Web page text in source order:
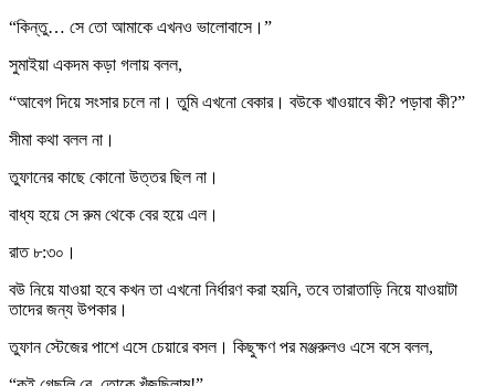
“কিন্তু… সে তো আমাকে এখনও ভালোবাসে।”
সুমাইয়া একদম কড়া গলায় বলল,
“আবেগ দিয়ে সংসার চলে না। তুমি এখনো বেকার। বউকে খাওয়াবে কী? পড়াবা কী?”
সীমা কথা বলল না।
তুফানের কাছে কোনো উত্তর ছিল না।
বাধ্য হয়ে সে রুম থেকে বের হয়ে এল।
রাত ৮:৩০।
বউ নিয়ে যাওয়া হবে কখন তা এখনো নির্ধারণ করা হয়নি, তবে তারাতাড়ি নিয়ে যাওয়াটা
তাদের জন্য উপকার।
তুফান স্টেজের পাশে এসে চেয়ারে বসল। কিছুক্ষণ পর মঞ্জরুলও এসে বসে বলল,